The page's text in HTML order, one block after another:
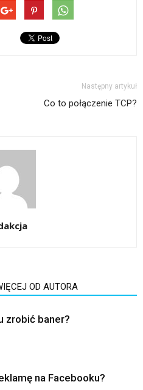
Następny artykuł
Co to połączenie TCP?
OD AUTORA
zrobić baner?
na Facebooku?